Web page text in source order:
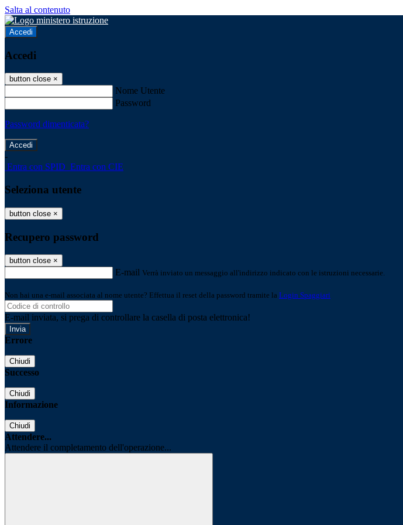
Salta al contenuto
Accedi
Accedi
button close ×
Nome Utente
Password
Password dimenticata?
-
Entra con SPID Entra con CIE
Seleziona utente
button close ×
Recupero password
button close ×
E-mail Verrà inviato un messaggio all'indirizzo indicato con le istruzioni necessarie.
Non hai una e-mail associata al nome utente? Effettua il reset della password tramite la Login Spaggiari
E-mail inviata, si prega di controllare la casella di posta elettronica!
Errore
Chiudi
Successo
Chiudi
Informazione
Chiudi
Attendere...
Attendere il completamento dell'operazione...